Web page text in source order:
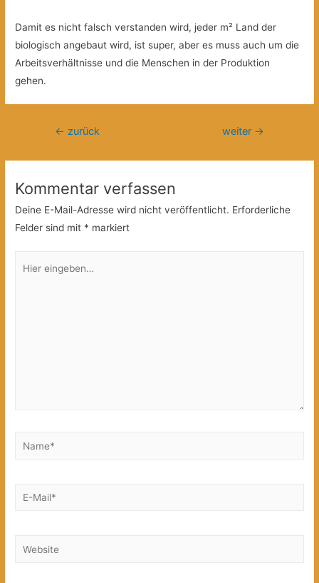
Damit es nicht falsch verstanden wird, jeder m² Land der
biologisch angebaut wird, ist super, aber es muss auch um die
Arbeitsverhältnisse und die Menschen in der Produktion
gehen.
Beitragsnavigation
← zurück weiter →
Kommentar verfassen
Deine E-Mail-Adresse wird nicht veröffentlicht. Erforderliche
Felder sind mit * markiert
eingeben…
Name*
E-
Website